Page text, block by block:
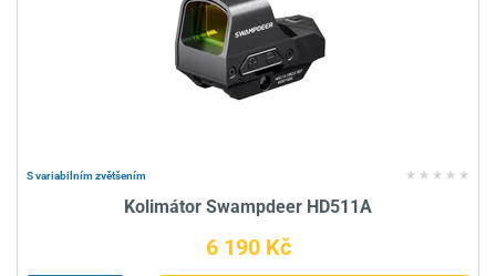
S variabilním zvětšením
Kolimátor Swampdeer HD511A
6 190 Kč